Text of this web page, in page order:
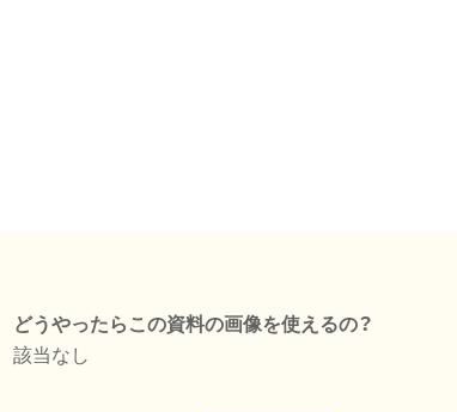
どうやったらこの資料の画像を使えるの？
該当なし